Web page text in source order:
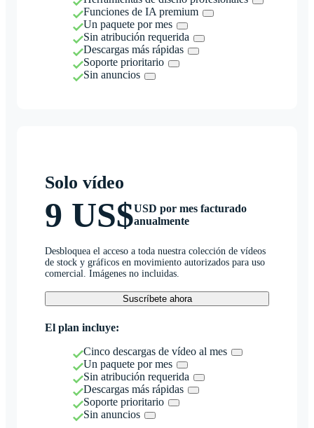
Funciones de IA premium
Un paquete por mes
Sin atribución requerida
Descargas más rápidas
Soporte prioritario
Sin anuncios
Solo vídeo
9 US$USD por mes facturado
anualmente
Desbloquea el acceso a toda nuestra colección de vídeos
de stock y gráficos en movimiento autorizados para uso
comercial. Imágenes no incluidas.
Suscríbete ahora
El plan incluye:
Cinco descargas de vídeo al mes
Un paquete por mes
Sin atribución requerida
Descargas más rápidas
Soporte prioritario
Sin anuncios